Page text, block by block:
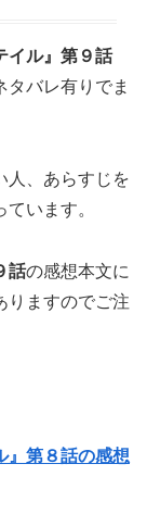
イル』第９話
タバレ有りでま
人、あらすじを
います。
話の感想本文に
りますのでご注
』第８話の感想